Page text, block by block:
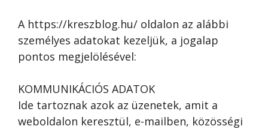
A https://kreszblog.hu/ oldalon az alábbi
személyes adatokat kezeljük, a jogalap
pontos megjelölésével:
KOMMUNIKÁCIÓS ADATOK
Ide tartoznak azok az üzenetek, amit a
weboldalon keresztül, e-mailben, közösségi